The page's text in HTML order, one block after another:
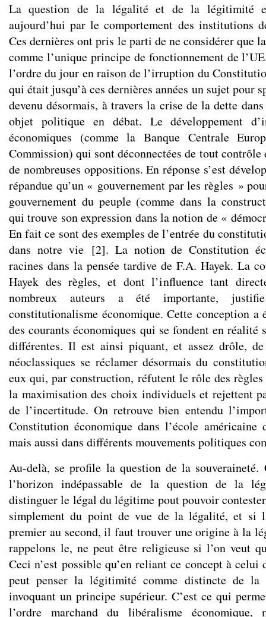
La question de la légalité et de la légitimité
aujourd’hui par le comportement des institutions
Ces dernières ont pris le parti de ne considérer que
comme l’unique principe de fonctionnement de
l’ordre du jour en raison de l’irruption du
qui était jusqu’à ces dernières années un sujet pour
devenu désormais, à travers la crise de la dette
objet politique en débat. Le développement
économiques (comme la Banque Centrale
Commission) qui sont déconnectées de tout contrôle
de nombreuses oppositions. En réponse s’est
répandue qu’un « gouvernement par les règles »
gouvernement du peuple (comme dans la
qui trouve son expression dans la notion de «
En fait ce sont des exemples de l’entrée du
dans notre vie[2]. La notion de Constitution
racines dans la pensée tardive de F.A. Hayek. La
Hayek des règles, et dont l’influence tant
nombreux auteurs a été importante,
constitutionalisme économique. Cette conception a
des courants économiques qui se fondent en réalité
différentes. Il est ainsi piquant, et assez drôle,
néoclassiques se réclamer désormais du
eux qui, par construction, réfutent le rôle des
la maximisation des choix individuels et rejettent
de l’incertitude. On retrouve bien entendu
Constitution économique dans l’école
mais aussi dans différents mouvements politiques
Au-delà, se profile la question de la souveraineté.
l’horizon indépassable de la question de la
distinguer le légal du légitime pout pouvoir
simplement du point de vue de la légalité, et si
premier au second, il faut trouver une origine à la
rappelons le, ne peut être religieuse si l’on veut
Ceci n’est possible qu’en reliant ce concept à celui
peut penser la légitimité comme distincte de la
invoquant un principe supérieur. C’est ce qui
l’ordre marchand du libéralisme